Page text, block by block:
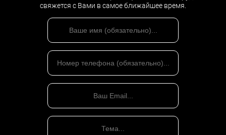
(НДС, НДФЛ, ЕСВ, акцизный налог и т.д.).
Планирование организации налогового учета:
выбор налоговой схемы: упрощенной или
обычной;
составление регистров налогового учета;
разработка всей необходимой документации по
ведению налогового учета и оборота документов
на предприятии: финансовой отчетности,
первичного баланса, инструкции для штатных
бухгалтеров и прочих типовых документов;
создание плана работы со стандартными и
регулярными счетами фирмы.
свяжется с Вами в самое ближайшее время.